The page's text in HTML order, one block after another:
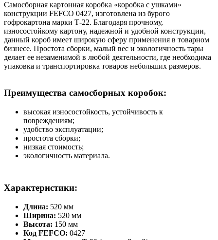
Самосборная картонная коробка «коробка с ушками»
конструкции FEFCO 0427, изготовлена из бурого
гофрокартона марки Т-22. Благодаря прочному,
износостойкому картону, надежной и удобной конструкции,
данный короб имеет широкую сферу применения в товарном
бизнесе. Простота сборки, малый вес и экологичность тары
делает ее незаменимой в любой деятельности, где необходима
упаковка и транспортировка товаров небольших размеров.
Преимущества самосборных коробок:
высокая износостойкость, устойчивость к
повреждениям;
удобство эксплуатации;
простота сборки;
низкая стоимость;
экологичность материала.
Характеристики:
Длина: 520 мм
Ширина: 520 мм
Высота: 150 мм
Код FEFCO: 0427